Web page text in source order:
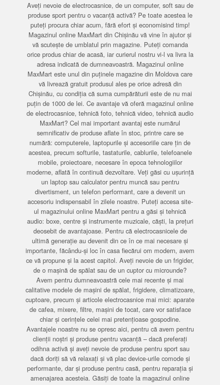
Aveți nevoie de electrocasnice, de un computer, soft sau de
produse sport pentru o vacanță activă? Pe toate acestea le
puteți procura chiar acum, fără efort și economisind timp!
Magazinul online MaxMart din Chișinău vă vine în ajutor și
vă scutește de umblatul prin magazine. Puteți comanda
orice produs chiar de acasă, iar curierul nostru vi-l va livra la
adresa indicată de dumneavoastră. Magazinul online
MaxMart este unul din puținele magazine din Moldova care
vă livrează gratuit produsul ales pe orice adresă din
Chișinău, cu condiția că suma cumpărăturii este de nu mai
puțin de 1000 de lei. Ce avantaje vă oferă magazinul online
de electrocasnice, tehnică foto, tehnică video, tehnică audio
MaxMart? Cel mai important avantaj este numărul
semnificativ de produse aflate în stoc, printre care se
numără: computerele, laptopurile și accesoriile care țin de
acestea, precum softurile, tastaturile, cablurile, telefoanele
mobile, proiectoare, necesare în epoca tehnologiilor
moderne, aflată în continuă dezvoltare. Veți găsi cu ușurință
un laptop sau calculator pentru muncă sau pentru
divertisment, un telefon performant, care a devenit un
accesoriu indispensabil în zilele noastre. Puteți accesa site-
ul magazinului online MaxMart pentru a găsi și tehnică
audio: boxe, centre și instrumente muzicale, căști, la prețuri
deosebit de avantajoase. Pentru că electrocasnicele de
ultimă generație au devenit din ce în ce mai necesare și
importante, făcându-și loc în casa fiecărui om modern, avem
ce vă propune și la acest capitol. Aveți nevoie de un frigider,
de o mașină de spălat sau de un cuptor cu microunde?
Avem pentru dumneavoastră cele mai recente și mai
calitative modele de mașini de spălat, frigidere, climatizoare,
cuptoare, precum și articole electrocasnice mai mici: aparate
de cafea, mixere, filtre, mașini de tocat, care vor satisface
chiar și cerințele celei mai pretențioase gospodine.
Avantajele noastre nu se opresc aici, pentru că avem pentru
clienții noștri și produse pentru vacanță – dacă preferați
odihna activă și aveți nevoie de produse pentru sport sau
dacă doriți să vă relaxați și vă plac device-urile comode și
performante, dar și produse pentru casă, pentru reparația și
amenajarea acesteia. Găsiți de toate la magazinul online